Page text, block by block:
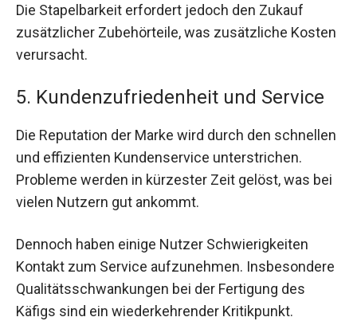
Die Stapelbarkeit erfordert jedoch den Zukauf
zusätzlicher Zubehörteile, was zusätzliche Kosten
verursacht.
5. Kundenzufriedenheit und Service
Die Reputation der Marke wird durch den schnellen
und effizienten Kundenservice unterstrichen.
Probleme werden in kürzester Zeit gelöst, was bei
vielen Nutzern gut ankommt.
Dennoch haben einige Nutzer Schwierigkeiten
Kontakt zum Service aufzunehmen. Insbesondere
Qualitätsschwankungen bei der Fertigung des
Käfigs sind ein wiederkehrender Kritikpunkt.